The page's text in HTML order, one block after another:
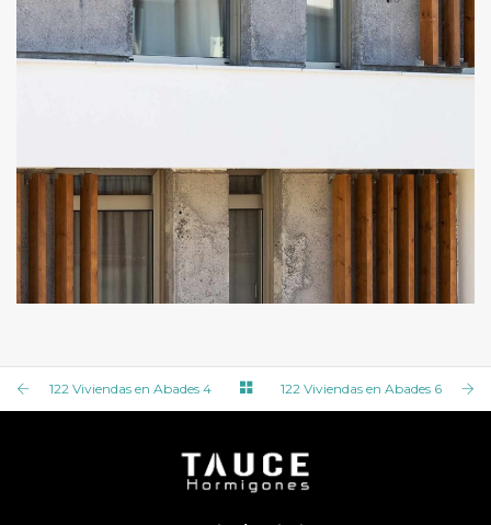
122 VIVIENDAS EN ABADES 7
122 Viviendas en Abades 4 122 Viviendas en Abades 6